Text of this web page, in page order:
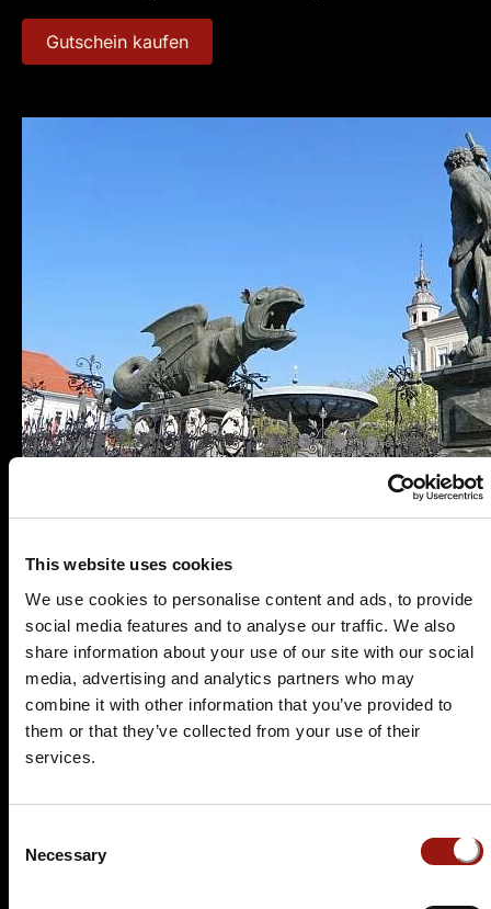
This website uses cookies
We use cookies to personalise content and ads, to provide
social media features and to analyse our traffic. We also
share information about your use of our site with our social
media, advertising and analytics partners who may
combine it with other information that you’ve provided to
them or that they’ve collected from your use of their
services.
Selection
Necessary
Gutschein kaufen
Es wurden leider keine aktuellen Veranstaltungen
Nutzen Sie doch einfach die
einen passenden Krimidinner-Spielort in Ihrer
Kriminalfans aufgepasst
Klagenfurt